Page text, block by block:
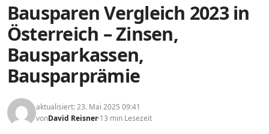
Bausparen Vergleich 2023 in
Österreich – Zinsen,
Bausparkassen,
Bausparprämie
aktualisiert: 23. Mai 2025 09:41
vonDavid Reisner 13 min Lesezeit